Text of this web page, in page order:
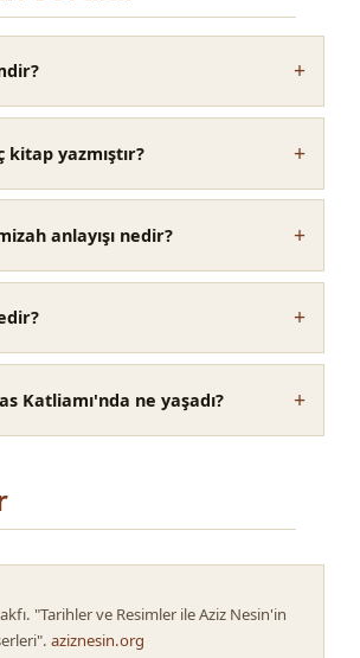
kitap yazmıştır?
anlayışı nedir?
Katliamı'nda ne yaşadı?
"Tarihler ve Resimler ile Aziz Nesin'in
aziznesin.org